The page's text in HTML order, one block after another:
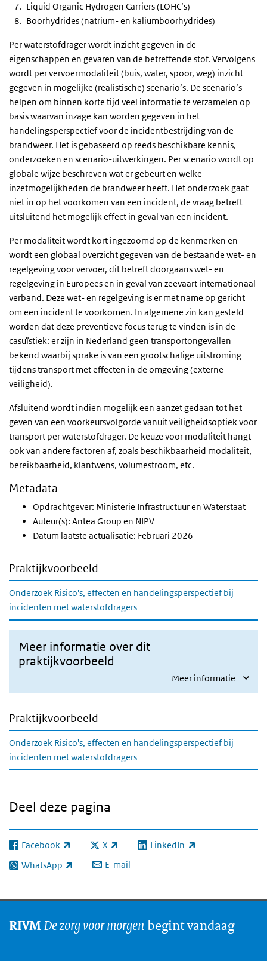
Liquid Organic Hydrogen Carriers (LOHC’s)
Boorhydrides (natrium- en kaliumboorhydrides)
Per waterstofdrager wordt inzicht gegeven in de
eigenschappen en gevaren van de betreffende stof. Vervolgens
wordt per vervoermodaliteit (buis, water, spoor, weg) inzicht
gegeven in mogelijke (realistische) scenario’s. De scenario’s
helpen om binnen korte tijd veel informatie te verzamelen op
basis waarvan inzage kan worden gegeven in het
handelingsperspectief voor de incidentbestrijding van de
brandweer. Het is gebaseerd op reeds beschikbare kennis,
onderzoeken en scenario-uitwerkingen. Per scenario wordt op
globale wijze beschreven wat er gebeurt en welke
inzetmogelijkheden de brandweer heeft. Het onderzoek gaat
niet in op het voorkomen van een incident, de vraag betreft
uitsluitend het mogelijk effect in geval van een incident.
Per modaliteit wordt kort ingezoomd op de kenmerken en
wordt een globaal overzicht gegeven van de bestaande wet- en
regelgeving voor vervoer, dit betreft doorgaans wet- en
regelgeving in Europees en in geval van zeevaart internationaal
verband. Deze wet- en regelgeving is er met name op gericht
om een incident te voorkomen. In algemene zin kan gesteld
worden dat deze preventieve focus terug te vinden is in de
casuïstiek: er zijn in Nederland geen transportongevallen
bekend waarbij sprake is van een grootschalige uitstroming
tijdens transport met effecten in de omgeving (externe
veiligheid).
Afsluitend wordt indien mogelijk een aanzet gedaan tot het
geven van een voorkeursvolgorde vanuit veiligheidsoptiek voor
transport per waterstofdrager. De keuze voor modaliteit hangt
ook van andere factoren af, zoals beschikbaarheid modaliteit,
bereikbaarheid, klantwens, volumestroom, etc.
Metadata
Opdrachtgever: Ministerie Infrastructuur en Waterstaat
Auteur(s): Antea Group en NIPV
Datum laatste actualisatie: Februari 2026
Praktijkvoorbeeld
Onderzoek Risico's, effecten en handelingsperspectief bij
incidenten met waterstofdragers
Meer informatie over dit
praktijkvoorbeeld
Meer informatie
Praktijkvoorbeeld
Onderzoek Risico's, effecten en handelingsperspectief bij
incidenten met waterstofdragers
Deel deze pagina
Facebook
(externe link) X
(externe link) LinkedIn
(externe link)
WhatsApp
(externe link) E-mail
RIVMDe zorg voor morgen begint vandaag